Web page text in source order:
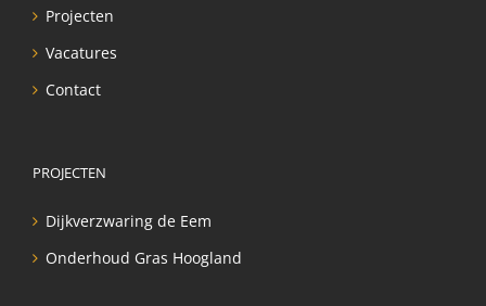
Projecten
Vacatures
Contact
PROJECTEN
Dijkverzwaring de Eem
Onderhoud Gras Hoogland